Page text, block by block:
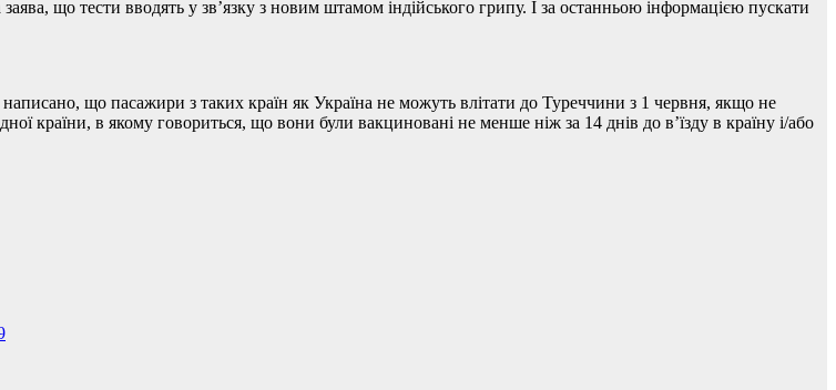
що тести вводять у зв’язку з новим штамом індійського грипу. І за останньою інформацією пускати
написано, що пасажири з таких країн як Україна не можуть влітати до Туреччини з 1 червня, якщо не
країни, в якому говориться, що вони були вакциновані не менше ніж за 14 днів до в’їзду в країну і/або